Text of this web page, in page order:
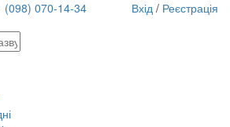
(098) 070-14-34 Вхід / Реєстрація